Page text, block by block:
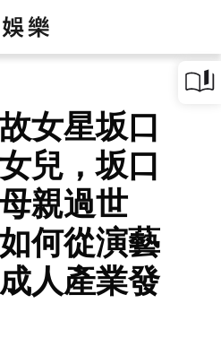
女星坂口
兒，坂口
親過世
何從演藝
人產業發